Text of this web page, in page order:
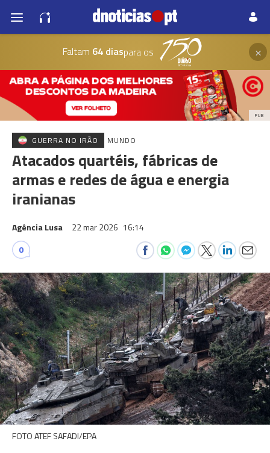
Faltam 64 diaspara os ×
PUB
GUERRA NO IRÃO MUNDO
Atacados quartéis, fábricas de
armas e redes de água e energia
iranianas
Agência Lusa 22 mar 2026 16:14
0
FOTO ATEF SAFADI/EPA